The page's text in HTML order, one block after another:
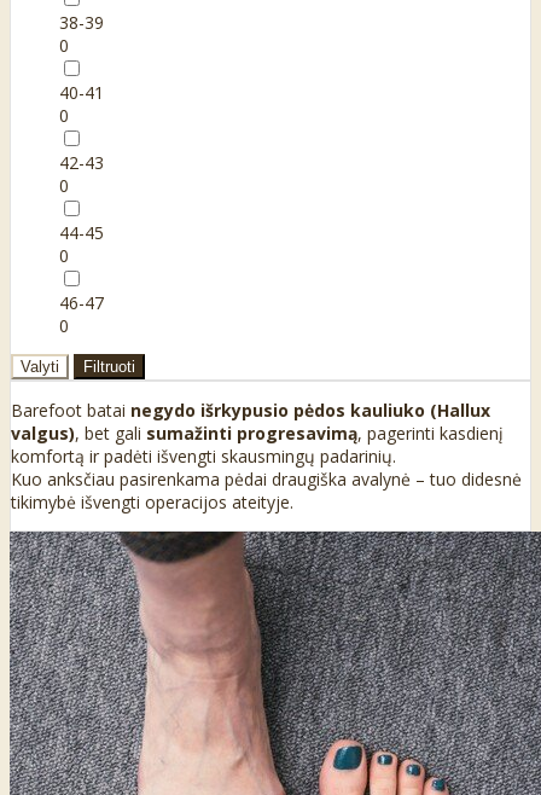
38-39
0
40-41
0
42-43
0
44-45
0
46-47
0
Valyti Filtruoti
Barefoot batai negydo išrkypusio pėdos kauliuko (Hallux
valgus), bet gali sumažinti progresavimą, pagerinti kasdienį
komfortą ir padėti išvengti skausmingų padarinių.
Kuo anksčiau pasirenkama pėdai draugiška avalynė – tuo didesnė
tikimybė išvengti operacijos ateityje.